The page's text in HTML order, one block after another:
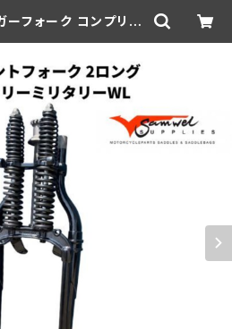
ーフォーク コンプリー